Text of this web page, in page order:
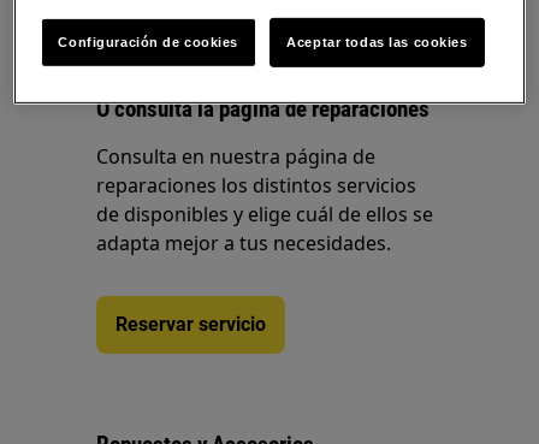
O consulta la página de reparaciones
Consulta en nuestra página de
reparaciones los distintos servicios
de disponibles y elige cuál de ellos se
adapta mejor a tus necesidades.
Reservar servicio
Configuración de cookies Aceptar todas las cookies